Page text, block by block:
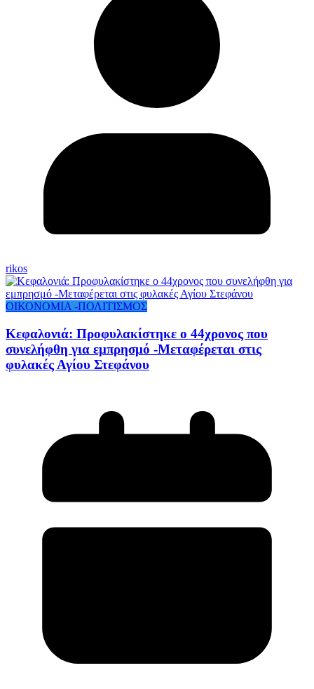
rikos
ΟΙΚΟΝΟΜΙΑ -ΠΟΛΙΤΙΣΜΟΣ
Κεφαλονιά: Προφυλακίστηκε ο 44χρονος που
συνελήφθη για εμπρησμό -Μεταφέρεται στις
φυλακές Αγίου Στεφάνου